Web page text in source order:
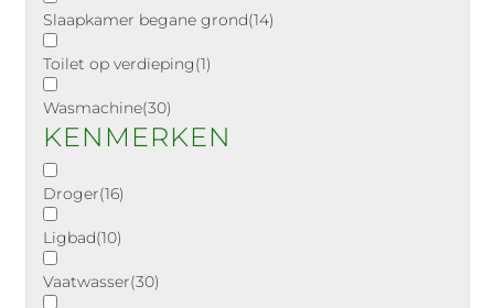
Slaapkamer begane grond(14)
Toilet op verdieping(1)
Wasmachine(30)
KENMERKEN
Droger(16)
Ligbad(10)
Vaatwasser(30)